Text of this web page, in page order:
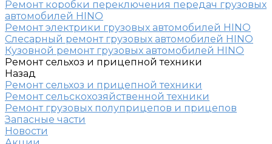
Ремонт коробки переключения передач грузовых
автомобилей HINO
Ремонт электрики грузовых автомобилей HINO
Слесарный ремонт грузовых автомобилей HINO
Кузовной ремонт грузовых автомобилей HINO
Ремонт сельхоз и прицепной техники
Назад
Ремонт сельхоз и прицепной техники
Ремонт сельскохозяйственной техники
Ремонт грузовых полуприцепов и прицепов
Запасные части
Новости